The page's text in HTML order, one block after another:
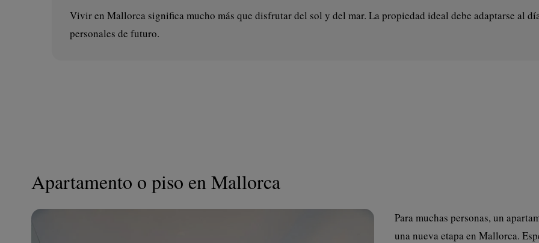
Vivir en Mallorca significa mucho más que disfrutar del sol y del mar. La propiedad ideal debe adaptarse al
personales de futuro.
Apartamento o piso en Mallorca
Para muchas personas, un
una nueva etapa en Mallorca.